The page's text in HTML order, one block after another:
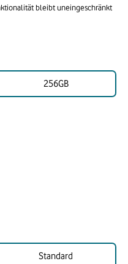
bleibt uneingeschränkt
256GB
Standard